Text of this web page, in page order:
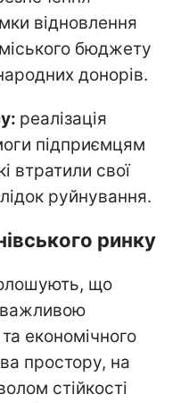
відновлення
бюджету
донорів.
реалізація
підприємцям
втратили свої
руйнування.
ринку
що
важливою
економічного
простору, на
стійкості